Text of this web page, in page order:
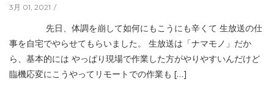
3月 01, 2021
先日、体調を崩して如何にもこうにも辛くて 生放送の仕
事を自宅でやらせてもらいました。 生放送は「ナマモノ」だか
ら、基本的には やっぱり現場で作業した方がやりやすいんだけど
臨機応変にこうやってリモートでの作業も […]